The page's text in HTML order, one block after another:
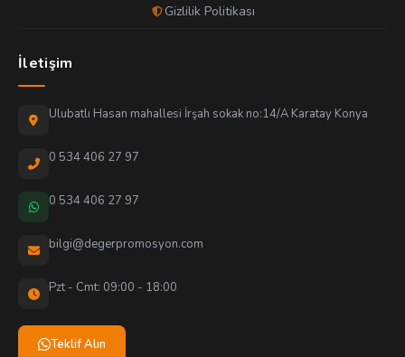
Gizlilik Politikası
İletişim
Ulubatlı Hasan mahallesi İrşah sokak no:14/A Karatay Konya
0 534 406 27 97
0 534 406 27 97
bilgi@degerpromosyon.com
Pzt - Cmt: 09:00 - 18:00
Teklif Alın